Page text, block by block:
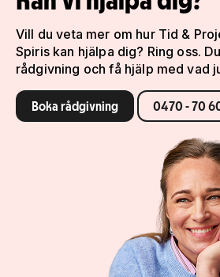
Vill du veta mer om hur Tid &
Spiris kan hjälpa dig? Ring oss.
rådgivning och få hjälp med vad
Boka rådgivning 0470 - 70